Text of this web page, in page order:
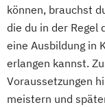
können, brauchst
die du in der Regel
eine Ausbildung in
erlangen kannst.
Voraussetzungen
meistern und